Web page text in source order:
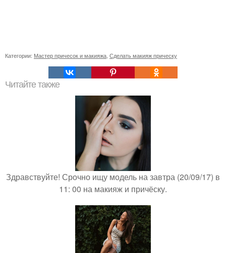
Категории: Мастер причесок и макияжа Сделать макияж прическу
Читайте также
Здравствуйте! Срочно ищу модель на завтра (20/09/17) в
11: 00 на макияж и причёску.